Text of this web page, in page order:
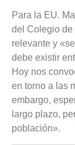
Para la EU.
del Colegio de
relevante y
debe existir
Hoy nos
en torno a las
embargo,
largo plazo,
población».